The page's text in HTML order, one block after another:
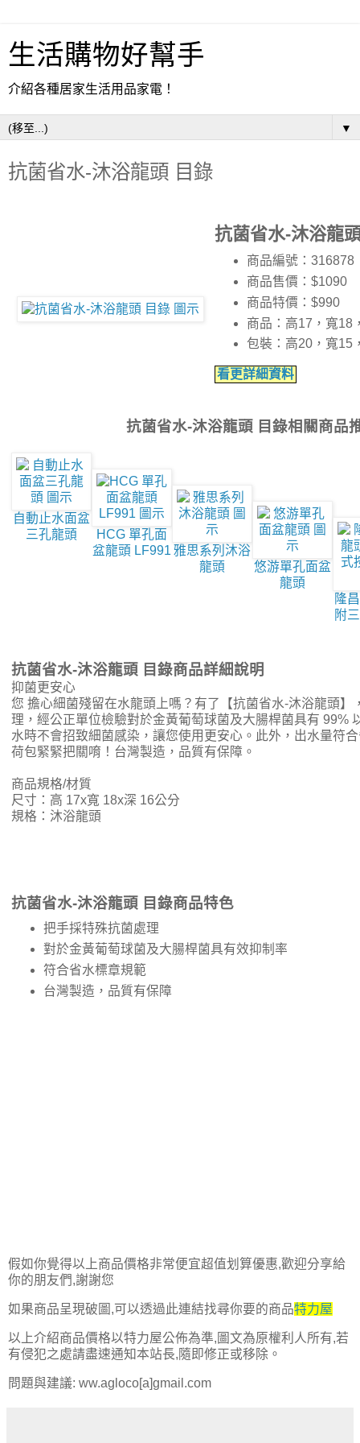
生活購物好幫手
介紹各種居家生活用品家電！
▼
抗菌省水-沐浴龍頭 目錄
抗菌省水-沐浴龍
商品編號：316878
商品售價：$1090
商品特價： $990
商品：高17，寬18
包裝：高20，寬15
看更詳細資料
抗菌省水-沐浴龍頭 目錄相關商品
自動止水面盆
三孔龍頭
HCG 單孔面
盆龍頭 LF991 雅思系列沐浴
龍頭
悠游單孔面盆
龍頭
隆
附
抗菌省水-沐浴龍頭 目錄商品詳細說明
抑菌更安心
您 擔心細菌殘留在水龍頭上嗎？有了【抗菌省水-沐浴龍頭】
理，經公正單位檢驗對於金黃葡萄球菌及大腸桿菌具有 99%
水時不會招致細菌感染，讓您使用更安心。此外，出水量符
荷包緊緊把關唷！台灣製造，品質有保障。
商品規格/材質
尺寸：高 17x寬 18x深 16公分
規格：沐浴龍頭
抗菌省水-沐浴龍頭 目錄商品特色
把手採特殊抗菌處理
對於金黃葡萄球菌及大腸桿菌具有效抑制率
符合省水標章規範
台灣製造，品質有保障
假如你覺得以上商品價格非常便宜超值划算優惠,歡迎分享給
你的朋友們,謝謝您
如果商品呈現破圖,可以透過此連結找尋你要的商品特力屋
以上介紹商品價格以特力屋公佈為準,圖文為原權利人所有,若
有侵犯之處請盡速通知本站長,隨即修正或移除。
問題與建議: ww.agloco[a]gmail.com